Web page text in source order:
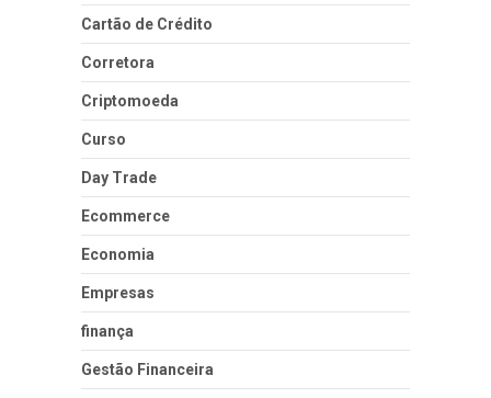
Cartão de Crédito
Corretora
Criptomoeda
Curso
Day Trade
Ecommerce
Economia
Empresas
finança
Gestão Financeira